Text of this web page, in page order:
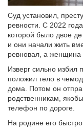
Суд установил,
ревности. С 2022
которой было двое
и они начали жить
ревновал, а женщина
Изверг сильно избил
положил тело в
дома. Потом он
родственникам,
телефон по дороге.
На родине его быстро